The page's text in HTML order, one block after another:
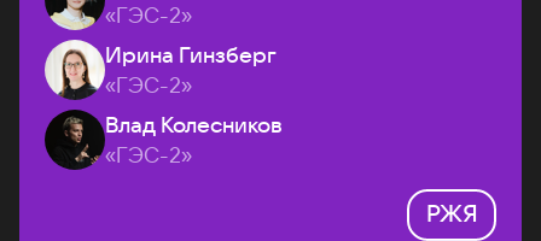
«ГЭС-2»
Ирина Гинзберг
«ГЭС-2»
Влад Колесников
«ГЭС-2»
РЖЯ